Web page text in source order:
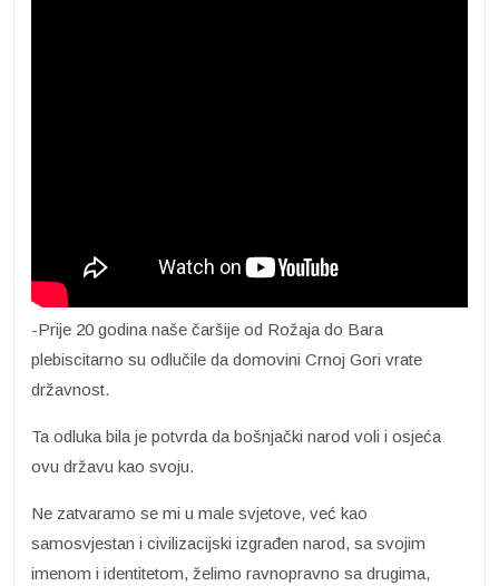
-Prije 20 godina naše čaršije od Rožaja do Bara
plebiscitarno su odlučile da domovini Crnoj Gori vrate
državnost.
Ta odluka bila je potvrda da bošnjački narod voli i osjeća
ovu državu kao svoju.
Ne zatvaramo se mi u male svjetove, već kao
samosvjestan i civilizacijski izgrađen narod, sa svojim
imenom i identitetom, želimo ravnopravno sa drugima,